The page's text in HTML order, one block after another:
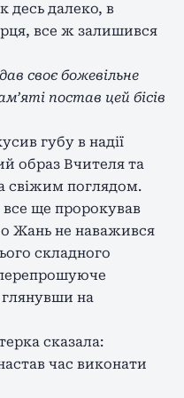
десь далеко, в
все ж залишився
своє божевільне
постав цей бісів
губу в надії
образ Вчителя та
свіжим поглядом.
ще пророкував
Жань не наважився
складного
глянувши на
сказала:
час виконати